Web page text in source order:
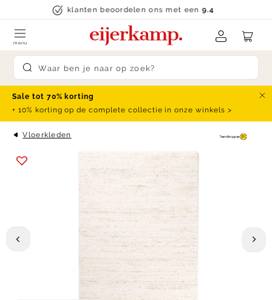
Skip to contentklanten beoordelen ons met een9.4
Submit search
menu
Sale tot 70% korting
+ 10% korting op de complete collectie in onze winkels >
Vloerkleden